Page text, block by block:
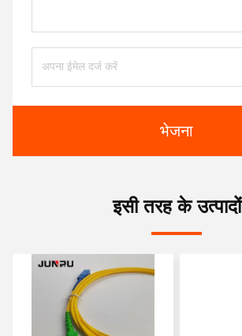
भेजना
इसी तरह के उत्पादों